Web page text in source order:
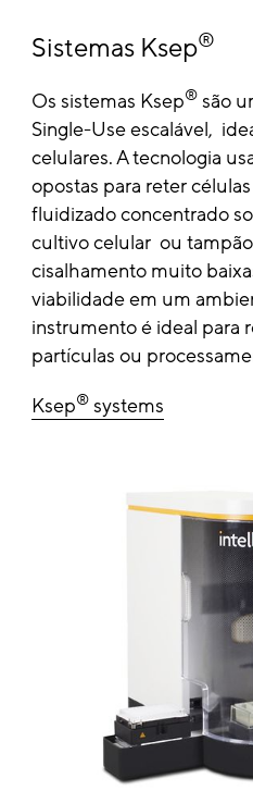
Sistemas Ksep®
Os sistemas Ksep® são
Single-Use escalável,
celulares. A tecnologia
opostas para reter
fluidizado concentrado
cultivo celular ou
cisalhamento muito
viabilidade em um
instrumento é ideal para
partículas ou
Ksep® systems